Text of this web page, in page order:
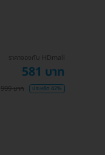
ราคาจองกับ HDmall
581 บาท
999 บาท ประหยัด 42%